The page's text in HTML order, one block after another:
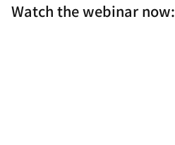
Watch the webinar now: